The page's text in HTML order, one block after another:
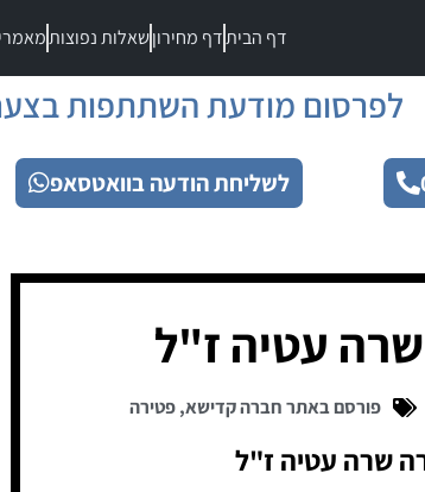
דף הביתדף מחירוןשאלות נפוצות
לפרסום מודעת השתתפות
לשליחת הודעה בוואטסאפ
עטיה ז"ל
פורסם באתר חברה קדישא,פטירה
שרה עטיה ז"ל